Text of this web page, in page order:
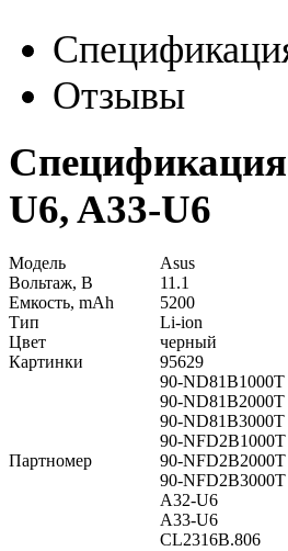
Отзывы
Спецификация
U6, A33-U6
Модель
Asus
Вольтаж, В
11.1
Емкость, mAh
5200
Тип
Li-ion
Цвет
черный
Картинки
95629
Партномер
90-ND81B1000T
90-ND81B2000T
90-ND81B3000T
90-NFD2B1000T
90-NFD2B2000T
90-NFD2B3000T
A32-U6
A33-U6
CL2316B.806